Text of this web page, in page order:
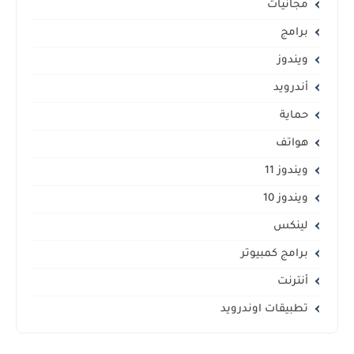
مجانيات
برامج
ويندوز
أندرويد
حماية
هواتف
ويندوز 11
ويندوز 10
لينكس
برامج كمبيوتر
أنترنت
تطبيقات اوندرويد